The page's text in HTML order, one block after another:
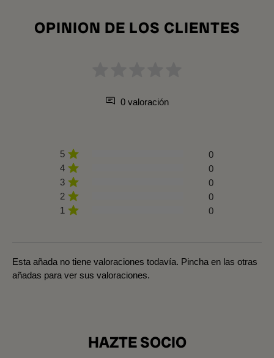
OPINION DE LOS CLIENTES
0 valoración
5
0
4
0
3
0
2
0
1
0
Esta añada no tiene valoraciones todavía. Pincha en las otras
añadas para ver sus valoraciones.
HAZTE SOCIO